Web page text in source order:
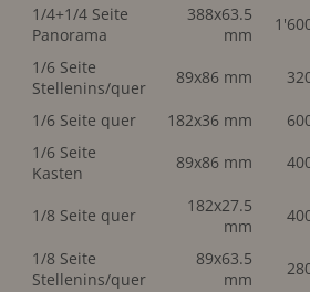
1/4+1/4 Seite
Panorama
388x63.5
mm
1/6 Seite
Stellenins/quer
89x86 mm
1/6 Seite quer 182x36 mm
1/6 Seite
Kasten
89x86 mm
1/8 Seite quer
182x27.5
mm
1/8 Seite
Stellenins/quer
89x63.5
mm